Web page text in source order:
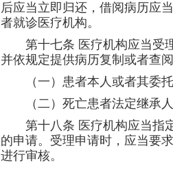
后应当立即归还，借阅病历应
者就诊医疗机构。
第十七条 医疗机构应当受
并依规定提供病历复制或者查阅
（一）患者本人或者其委
（二）死亡患者法定继承
第十八条 医疗机构应当指
的申请。受理申请时，应当要
进行审核。